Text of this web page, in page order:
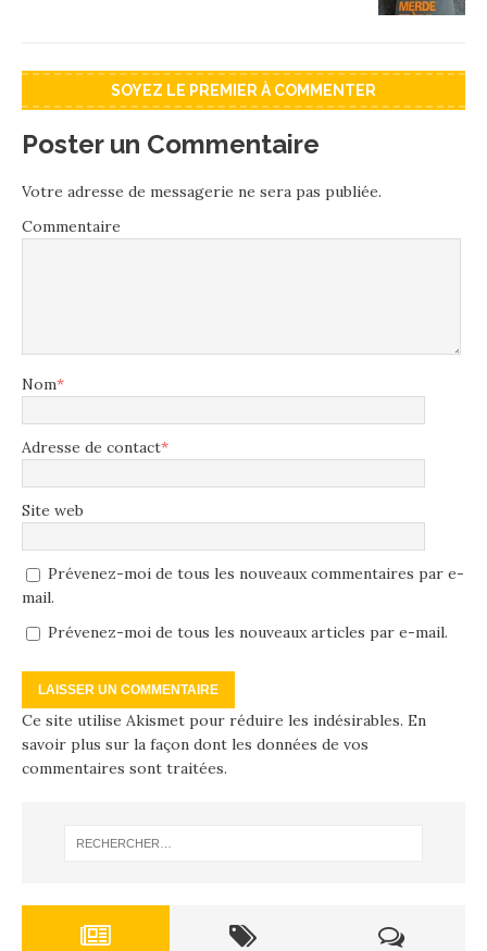
SOYEZ LE PREMIER À COMMENTER
Poster un Commentaire
Votre adresse de messagerie ne sera pas publiée.
Commentaire
Nom*
Adresse de contact*
Site web
Prévenez-moi de tous les nouveaux commentaires par e-
mail.
Prévenez-moi de tous les nouveaux articles par e-mail.
Ce site utilise Akismet pour réduire les indésirables. En
savoir plus sur la façon dont les données de vos
commentaires sont traitées.